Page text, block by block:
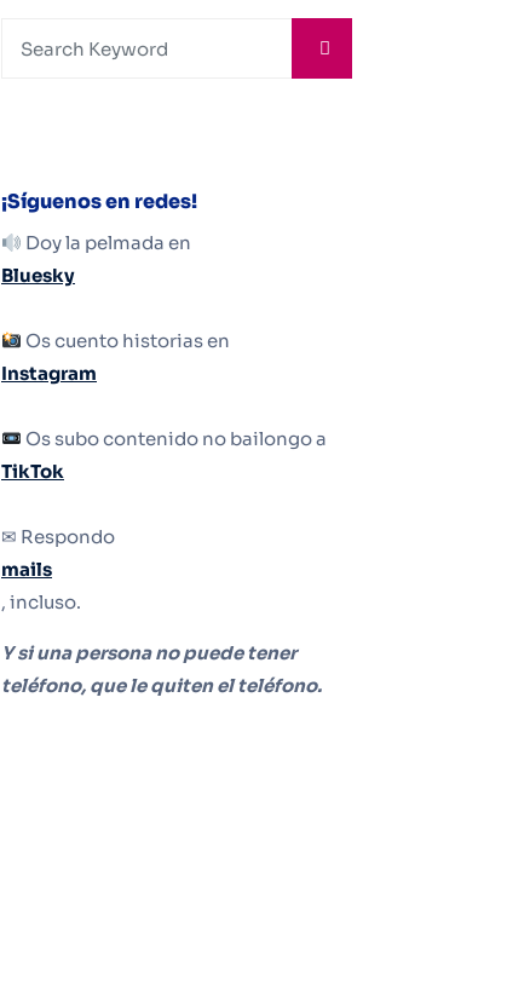
¡Síguenos en redes!
Doy la pelmada en
Bluesky
Os cuento historias en
Instagram
Os subo contenido no bailongo a
TikTok
✉ Respondo
mails
, incluso.
Y si una persona no puede tener
teléfono, que le quiten el teléfono.